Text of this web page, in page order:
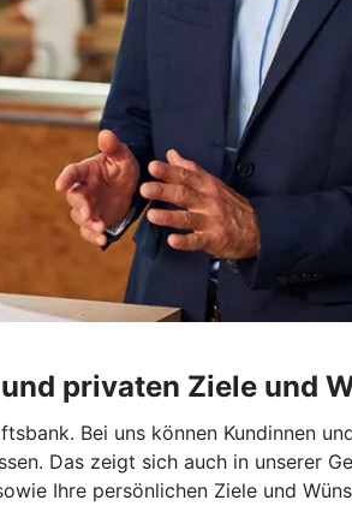
privaten Ziele und
Bei uns können Kundinnen
Das zeigt sich auch in unserer
Ihre persönlichen Ziele und